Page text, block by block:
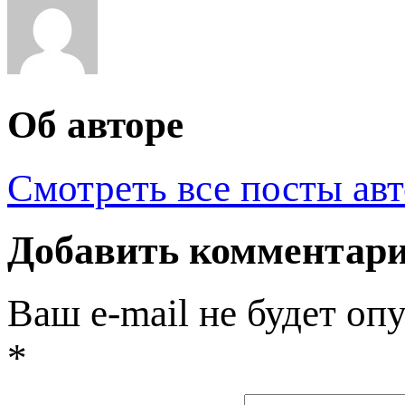
Об авторе
Смотреть все посты
Добавить
Ваш e-mail не будет
*